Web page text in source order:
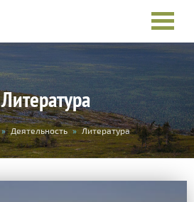
Литература
» Деятельность » Литература